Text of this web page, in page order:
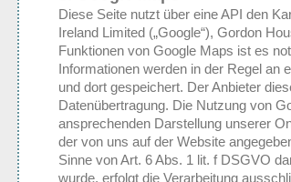
Diese Seite nutzt über eine API den
Ireland Limited („Google“), Gordon
Funktionen von Google Maps ist es
Informationen werden in der Regel an
und dort gespeichert. Der Anbieter
Datenübertragung. Die Nutzung von
ansprechenden Darstellung unserer
der von uns auf der Website
Sinne von Art. 6 Abs. 1 lit. f DSGVO
wurde, erfolgt die Verarbeitung